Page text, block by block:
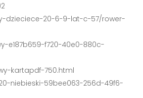
dzieciece-20-6-9-lat-c-57/rower-
e187b659-f720-40e0-880c-
kartapdf-750.html
niebieski-59bee063-256d-49f6-